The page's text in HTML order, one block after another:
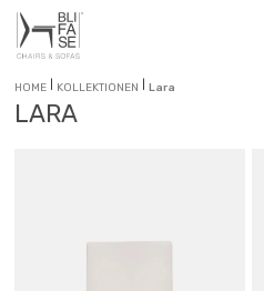
HOME KOLLEKTIONEN Lara
LARA